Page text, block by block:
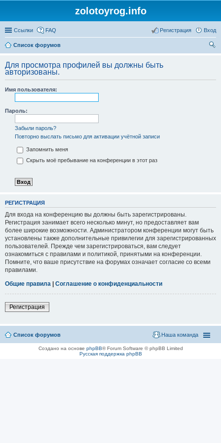
zolotoyrog.info
Ссылки FAQ Вход
Регистрация
Список форумов
Для просмотра профилей вы должны быть
авторизованы.
Имя пользователя:
Пароль:
Забыли пароль?
Повторно выслать письмо для активации учётной записи
Запомнить меня
Скрыть моё пребывание на конференции в этот раз
РЕГИСТРАЦИЯ
Для входа на конференцию вы должны быть зарегистрированы.
Регистрация занимает всего несколько минут, но предоставляет вам
более широкие возможности. Администратором конференции могут быть
установлены также дополнительные привилегии для зарегистрированных
пользователей. Прежде чем зарегистрироваться, вам следует
ознакомиться с правилами и политикой, принятыми на конференции.
Помните, что ваше присутствие на форумах означает согласие со всеми
правилами.
Общие правила | Соглашение о конфиденциальности
Регистрация
Список форумов Наша команда
Создано на основе phpBB® Forum Software © phpBB Limited
Русская поддержка phpBB